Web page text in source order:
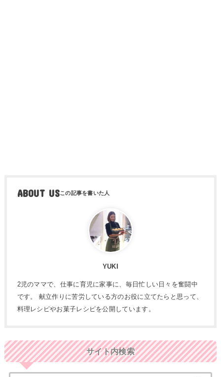
ABOUT US
YUKI
2児のママで、仕事に育児に家事に、毎日忙しい日々を奮闘中
です。 献立作りに苦労している方のお役に立てたらと思って、
料理レシピやお菓子レシピを公開しています。
サイト内検索